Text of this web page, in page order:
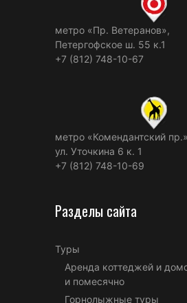
метро «Пр. Ветеранов»,
Петергофское ш. 55 к.1
+7 (812) 748-10-67
метро «Комендантский
ул. Уточкина 6 к. 1
+7 (812) 748-10-69
Разделы сайта
Туры
Аренда коттеджей и
и помесячно
Горнолыжные туры